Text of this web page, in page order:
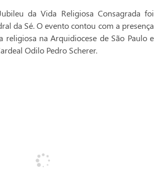
da Vida Religiosa Consagrada foi
da Sé. O evento contou com a presença
religiosa na Arquidiocese de São Paulo e
Odilo Pedro Scherer.